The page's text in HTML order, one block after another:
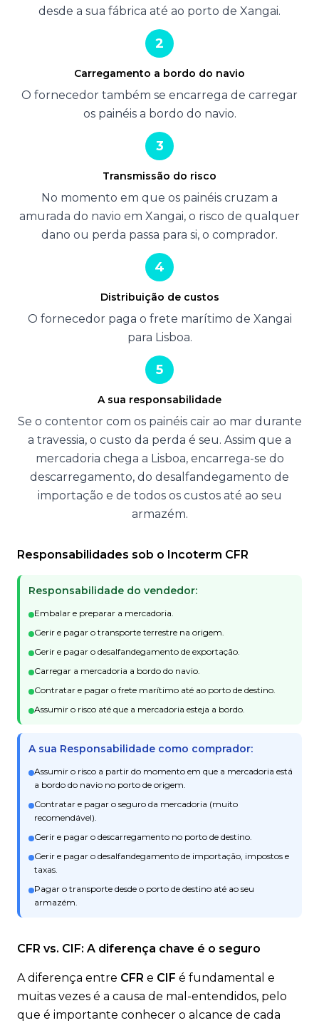
desde a sua fábrica até ao porto de Xangai.
2
Carregamento a bordo do navio
O fornecedor também se encarrega de carregar
os painéis a bordo do navio.
3
Transmissão do risco
No momento em que os painéis cruzam a
amurada do navio em Xangai, o risco de qualquer
dano ou perda passa para si, o comprador.
4
Distribuição de custos
O fornecedor paga o frete marítimo de Xangai
para Lisboa.
5
A sua responsabilidade
Se o contentor com os painéis cair ao mar durante
a travessia, o custo da perda é seu. Assim que a
mercadoria chega a Lisboa, encarrega-se do
descarregamento, do desalfandegamento de
importação e de todos os custos até ao seu
armazém.
Responsabilidades sob o Incoterm CFR
Responsabilidade do vendedor:
Embalar e preparar a mercadoria.
Gerir e pagar o transporte terrestre na origem.
Gerir e pagar o desalfandegamento de exportação.
Carregar a mercadoria a bordo do navio.
Contratar e pagar o frete marítimo até ao porto de destino.
Assumir o risco até que a mercadoria esteja a bordo.
A sua Responsabilidade como comprador:
Assumir o risco a partir do momento em que a mercadoria está
a bordo do navio no porto de origem.
Contratar e pagar o seguro da mercadoria (muito
recomendável).
Gerir e pagar o descarregamento no porto de destino.
Gerir e pagar o desalfandegamento de importação, impostos e
taxas.
Pagar o transporte desde o porto de destino até ao seu
armazém.
CFR vs. CIF: A diferença chave é o seguro
A diferença entre CFR e CIF é fundamental e
muitas vezes é a causa de mal-entendidos, pelo
que é importante conhecer o alcance de cada